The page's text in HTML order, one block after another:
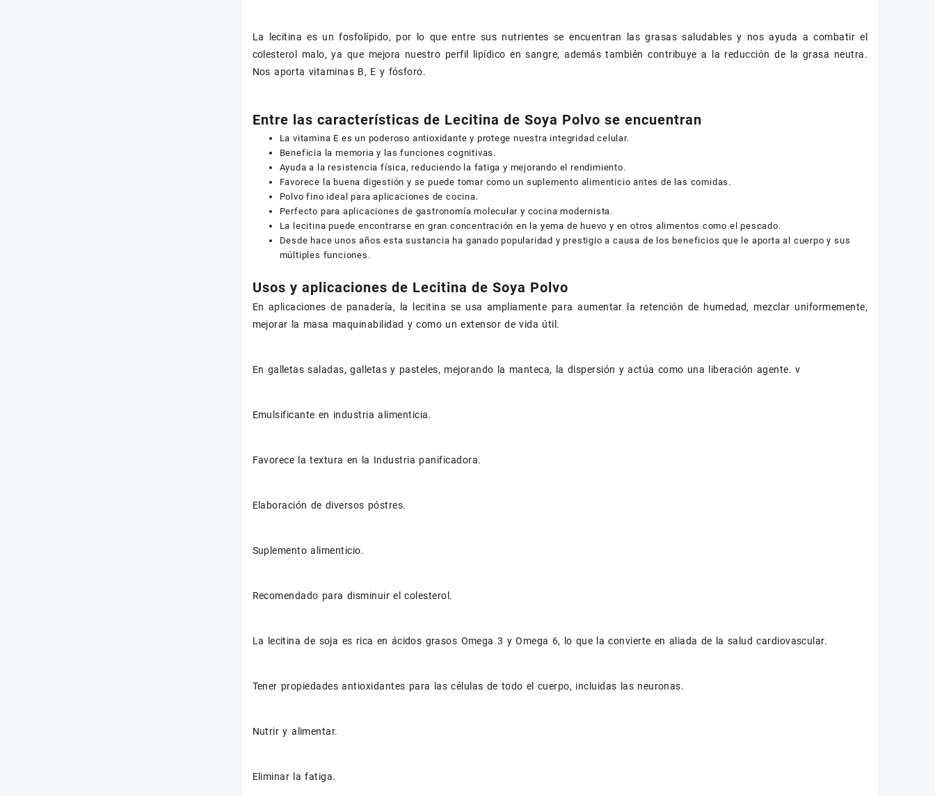
La lecitina es un fosfolípido, por lo que entre sus nutrientes se encuentran las grasas saludables y nos ayuda a combatir el
colesterol malo, ya que mejora nuestro perfil lipídico en sangre, además también contribuye a la reducción de la grasa neutra.
Nos aporta vitaminas B, E y fósforo.
Entre las características de Lecitina de Soya Polvo se encuentran
La vitamina E es un poderoso antioxidante y protege nuestra integridad celular.
Beneficia la memoria y las funciones cognitivas.
Ayuda a la resistencia física, reduciendo la fatiga y mejorando el rendimiento.
Favorece la buena digestión y se puede tomar como un suplemento alimenticio antes de las comidas.
Polvo fino ideal para aplicaciones de cocina.
Perfecto para aplicaciones de gastronomía molecular y cocina modernista.
La lecitina puede encontrarse en gran concentración en la yema de huevo y en otros alimentos como el pescado.
Desde hace unos años esta sustancia ha ganado popularidad y prestigio a causa de los beneficios que le aporta al cuerpo y sus
múltiples funciones.
Usos y aplicaciones de Lecitina de Soya Polvo
En aplicaciones de panadería, la lecitina se usa ampliamente para aumentar la retención de humedad, mezclar uniformemente,
mejorar la masa maquinabilidad y como un extensor de vida útil.
En galletas saladas, galletas y pasteles, mejorando la manteca, la dispersión y actúa como una liberación agente. v
Emulsificante en industria alimenticia.
Favorece la textura en la Industria panificadora.
Elaboración de diversos póstres.
Suplemento alimenticio.
Recomendado para disminuir el colesterol.
La lecitina de soja es rica en ácidos grasos Omega 3 y Omega 6, lo que la convierte en aliada de la salud cardiovascular.
Tener propiedades antioxidantes para las células de todo el cuerpo, incluidas las neuronas.
Nutrir y alimentar.
Eliminar la fatiga.